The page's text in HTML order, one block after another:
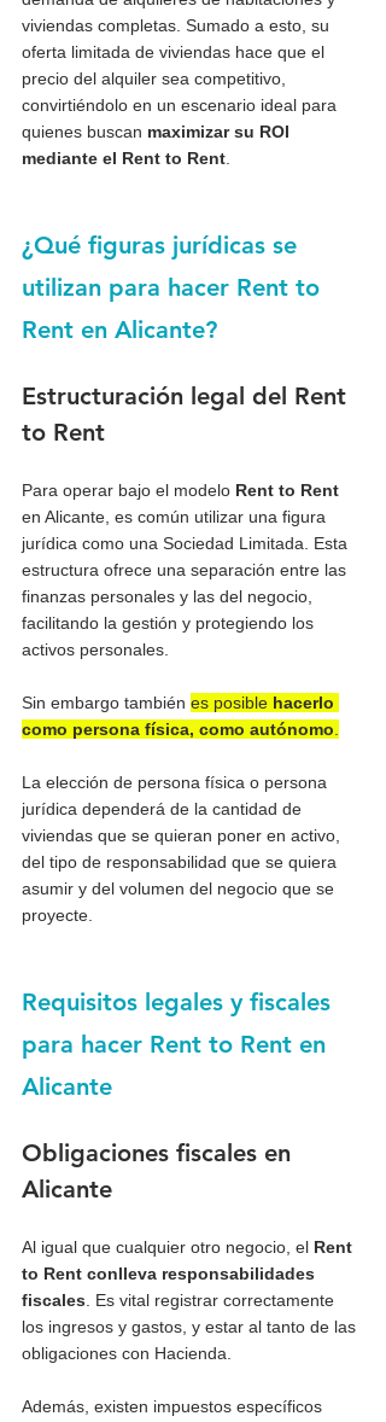
viviendas completas. Sumado a esto, su
oferta limitada de viviendas hace que el
precio del alquiler sea competitivo,
convirtiéndolo en un escenario ideal para
quienes buscan maximizar su ROI
mediante el Rent to Rent
¿Qué figuras jurídicas se
utilizan para hacer Rent to
Rent en Alicante?
Estructuración legal del Rent
to Rent
Para operar bajo el modelo Rent to Rent
en Alicante, es común utilizar una figura
jurídica como una Sociedad Limitada. Esta
estructura ofrece una separación entre las
finanzas personales y las del negocio,
facilitando la gestión y protegiendo los
activos personales.
Sin embargo también es posible hacerlo
como persona física, como autónomo
La elección de persona física o persona
jurídica dependerá de la cantidad de
viviendas que se quieran poner en activo,
del tipo de responsabilidad que se quiera
asumir y del volumen del negocio que se
proyecte.
Requisitos legales y fiscales
para hacer Rent to Rent en
Alicante
Obligaciones fiscales en
Alicante
Al igual que cualquier otro negocio, el Rent
to Rent conlleva responsabilidades
fiscales . Es vital registrar correctamente
los ingresos y gastos, y estar al tanto de las
obligaciones con Hacienda.
Además, existen impuestos específicos